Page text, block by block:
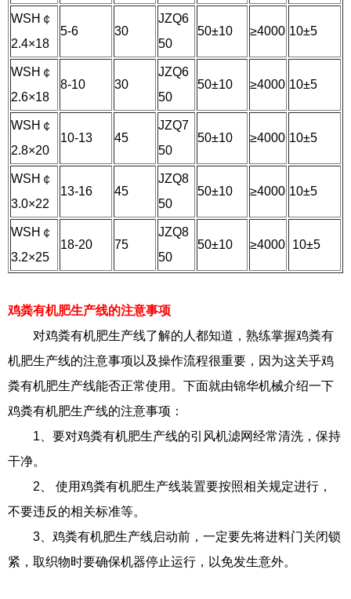
WSH￠
2.4×18
5-6 30
JZQ6
50
50±10 ≥4000 10±5
WSH￠
2.6×18
8-10 30
JZQ6
50
50±10 ≥4000 10±5
WSH￠
2.8×20
10-13 45
JZQ7
50
50±10 ≥4000 10±5
WSH￠
3.0×22
13-16 45
JZQ8
50
50±10 ≥4000 10±5
WSH￠
3.2×25
18-20 75
JZQ8
50
50±10 ≥4000 10±5
鸡粪有机肥生产线的注意事项
对鸡粪有机肥生产线了解的人都知道，熟练掌握鸡粪有
机肥生产线的注意事项以及操作流程很重要，因为这关乎鸡
粪有机肥生产线能否正常使用。下面就由锦华机械介绍一下
鸡粪有机肥生产线的注意事项：
1、要对鸡粪有机肥生产线的引风机滤网经常清洗，保持
干净。
2、 使用鸡粪有机肥生产线装置要按照相关规定进行，
不要违反的相关标准等。
3、鸡粪有机肥生产线启动前，一定要先将进料门关闭锁
紧，取织物时要确保机器停止运行，以免发生意外。